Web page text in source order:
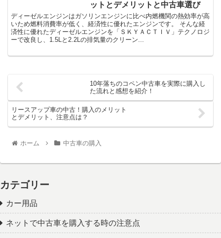
ットとデメリットと中古車選び
ディーゼルエンジンはガソリンエンジンに比べ内燃機関の熱効率が高
いため燃料消費率が低く、経済性に優れたエンジンです。 そんな経
済性に優れたディーゼルエンジンを「ＳＫＹＡＣＴＩＶ」テクノロジ
ーで改良し、1.5Lと2.2Lの排気量のクリーン...
10年落ちのコペン中古車を実際に購入し
た流れと感想を紹介！
リースアップ車の中古！購入のメリット
とデメリット、注意点は？
ホーム 中古車の購入
カテゴリー
カー用品
ネットで中古車を購入する時の注意点